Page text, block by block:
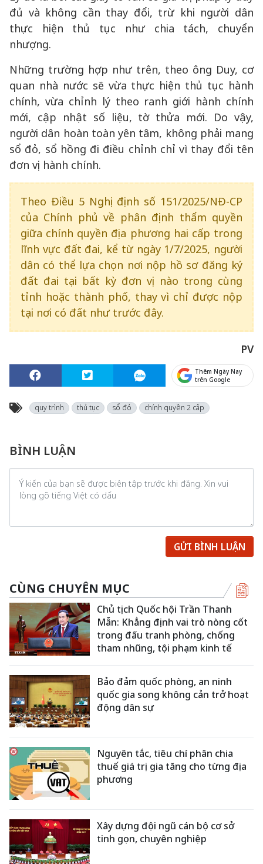
đủ và không cần thay đổi, trừ khi người dân
thực hiện thủ tục như chia tách, chuyển
nhượng.
Những trường hợp như trên, theo ông Duy, cơ
quan nhà nước sẽ vừa thực hiện thủ tục hành
chính, vừa chỉnh lý theo ranh giới hành chính
mới, cập nhật số liệu, tờ thửa mới. Do vậy,
người dân hoàn toàn yên tâm, không phải mang
sổ đỏ, sổ hồng đi điều chỉnh chỉ vì thay đổi tên
đơn vị hành chính.
Theo Điều 5 Nghị định số 151/2025/NĐ-CP
của Chính phủ về phân định thẩm quyền
giữa chính quyền địa phương hai cấp trong
lĩnh vực đất đai, kể từ ngày 1/7/2025, người
dân có thể lựa chọn nơi nộp hồ sơ đăng ký
đất đai tại bất kỳ đơn vị nào trong cùng
tỉnh hoặc thành phố, thay vì chỉ được nộp
tại nơi có đất như trước đây.
PV
Thêm Ngày Nay
trên Google
quy trình thủ tục sổ đỏ chính quyền 2 cấp
BÌNH LUẬN
GỬI BÌNH LUẬN
CÙNG CHUYÊN MỤC
Chủ tịch Quốc hội Trần Thanh
Mẫn: Khẳng định vai trò nòng cốt
trong đấu tranh phòng, chống
tham nhũng, tội phạm kinh tế
Bảo đảm quốc phòng, an ninh
quốc gia song không cản trở hoạt
động dân sự
Nguyên tắc, tiêu chí phân chia
thuế giá trị gia tăng cho từng địa
phương
Xây dựng đội ngũ cán bộ cơ sở
tinh gọn, chuyên nghiệp